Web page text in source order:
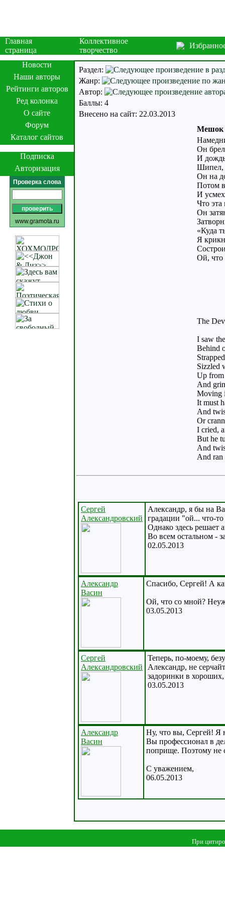
Главная
страница
Коллективное
творчество
Новости
Наши авторы
Рейтинги авторов
Ред колонка
О сайте
Форум
Каталог сайтов
Подписка
Авторизация
Проверка слова
www.gramota.ru
Раздел:
Жанр:
Автор:
Баллы: 4
Внесено на сайт: 22.03.2013
Мешок
Он
И
Шипел,
Он на
Потом
И
Что
Он
«Куда
Я
Ой, что
The
I saw
Behind
Sizzled
Up from
And
Moving
It must
And
Or
I cried,
But he
And
And
Сергей
Александровский
Александр, я бы на
градации "ой... что-
Однако здесь решает
Во всем остальном -
02.05.2013
Александр
Васин
Спасибо, Сергей! А
Ой, что со мной?
03.05.2013
Сергей
Александровский
Теперь, по-моему,
Александр, не
задоринки в
03.05.2013
Александр
Васин
Ну, что вы, Сергей! Я
Вы профессионал в
поприще. Поэтому не
С уважением,
06.05.2013
При